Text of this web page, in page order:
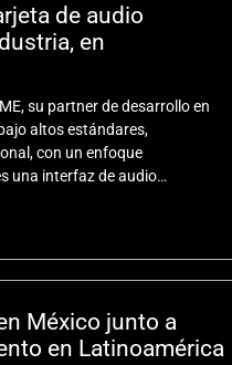
de audio
en
su partner de desarrollo en
altos estándares,
con un enfoque
una interfaz de audio
México junto a
en Latinoamérica